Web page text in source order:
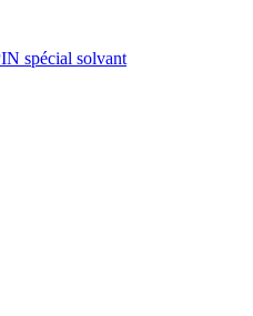
spécial solvant